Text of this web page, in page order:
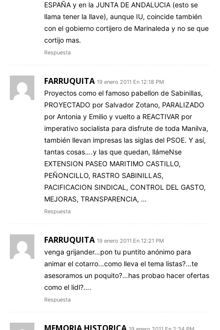
ESPAÑA y en la JUNTA DE ANDALUCIA (esto se
llama tener la llave), aunque IU, coincide también
con el gobierno cortijero de Marinaleda y no se que
cortijo mas.
Respuesta
FARRUQUITA 19 enero 2011 En 12:18 PM
Proyectos como el famoso pabellon de Sabinillas,
PROYECTADO por Salvador Zotano, PARALIZADO
por Antonia y Emilio y vuelto a REACTIVAR por
imperativo socialista para disfrute de toda Manilva,
también llevan impresas las siglas del PSOE. Y así,
tantas cosas….y las que quedan, llámeNse
EXTENSION PASEO MARITIMO CASTILLO,
PEÑONCILLO, RASTRO SABINILLAS,
PACIFICACION SINDICAL, CONTROL DEL GASTO,
MEJORAS, TRANSPARENCIA, …
Respuesta
FARRUQUITA 19 enero 2011 En 12:21 PM
venga grijander…pon tu puntito anónimo para
animar el cotarro…como lleva el tema listas?…te
asesoramos un poquito?…has probao hacer ofertas
como el lidl?….
Respuesta